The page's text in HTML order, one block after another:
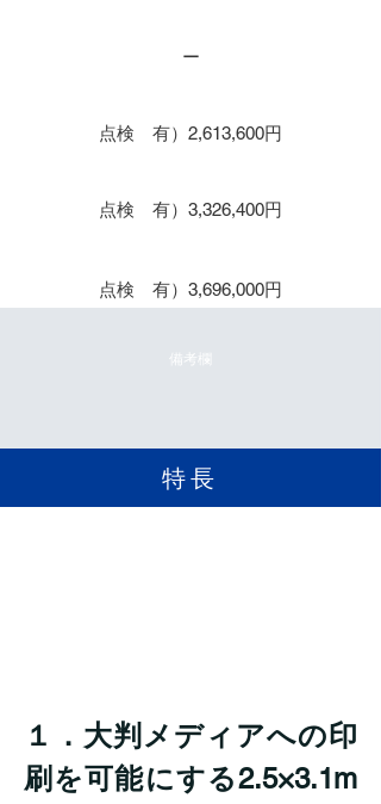
ー
点検 有）2,613,600円
点検 有）3,326,400円
点検 有）3,696,000円
備考欄
​特長
１．大判メディアへの印
刷を可能にする2.5×3.1m